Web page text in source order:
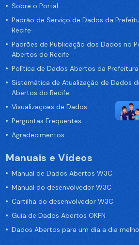
Sobre o Portal
Padrão de Serviço de Dados da
Recife
Padrões de Publicação dos Dados no
Abertos do Recife
Política de Dados Abertos da
Sistemática de Atualização de Dados
Abertos do Recife
Visualizações de Dados
Perguntas Frequentes
Agradecimentos
Manuais e Vídeos
Manual de Dados Abertos W3C
Manual do desenvolvedor W3C
Cartilha do desenvolvedor W3C
Guia de Dados Abertos OKFN
Dados Abertos para um dia a dia